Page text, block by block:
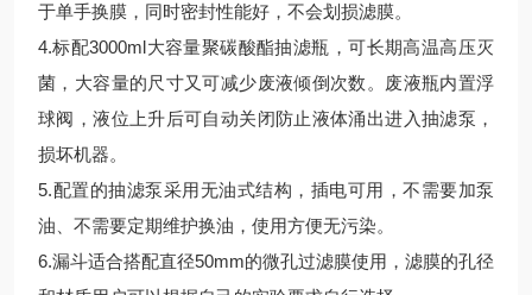
于单手换膜，同时密封性能好，不会划损滤膜。
4.标配3000ml大容量聚碳酸酯抽滤瓶，可长期高温高压灭
菌，大容量的尺寸又可减少废液倾倒次数。废液瓶内置浮
球阀，液位上升后可自动关闭防止液体涌出进入抽滤泵，
损坏机器。
5.配置的抽滤泵采用无油式结构，插电可用，不需要加泵
油、不需要定期维护换油，使用方便无污染。
6.漏斗适合搭配直径50mm的微孔过滤膜使用，滤膜的孔径